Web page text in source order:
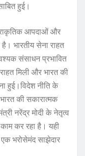
हुई।
आपदाओं और
भारतीय सेना राहत
संसाधन प्रभावित
मिली और भारत की
हुई।विदेश नीति के
की सकारात्मक
नरेंद्र मोदी के नेतृत्व
काम कर रहा है। यही
भरोसेमंद साझेदार